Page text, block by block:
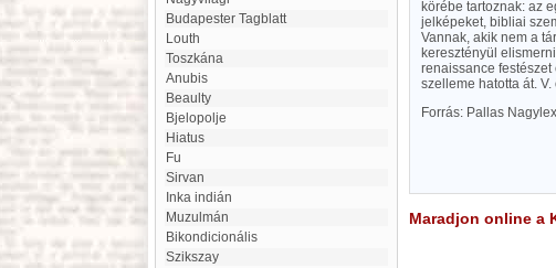
Budapester Tagblatt
Louth
Toszkána
Anubis
Beaulty
Bjelopolje
Hiatus
Fu
Sirvan
inka indián
Muzulmán
Bikondicionális
Szikszay
körébe tartoznak: az
jelképeket, bibliai
Vannak, akik nem a
keresztényül
renaissance
szelleme hatotta át.
Forrás: Pallas
Maradjon online a